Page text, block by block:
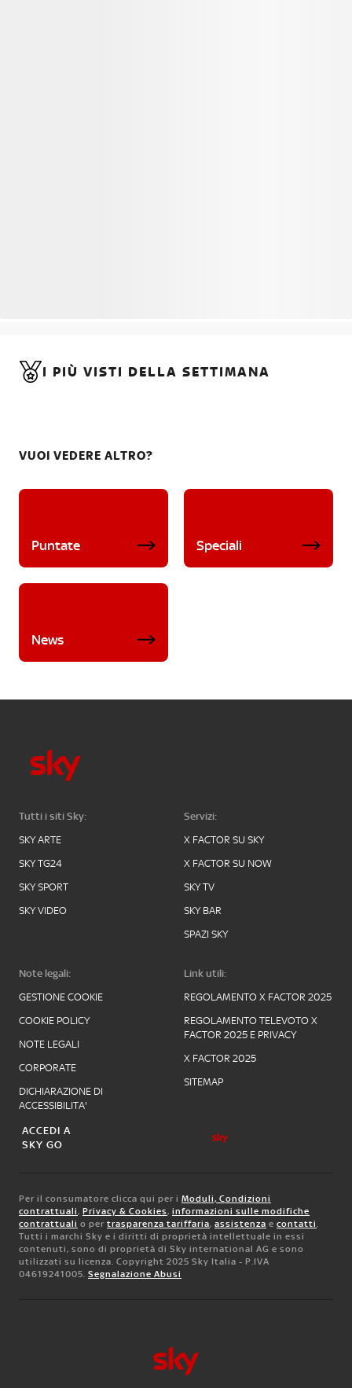
I PIÙ VISTI DELLA SETTIMANA
VUOI VEDERE ALTRO?
Puntate Speciali
News
Tutti i siti Sky:
SKY ARTE
SKY TG24
SKY SPORT
SKY VIDEO
Servizi:
X FACTOR SU SKY
X FACTOR SU NOW
SKY TV
SKY BAR
SPAZI SKY
Note legali:
GESTIONE COOKIE
COOKIE POLICY
NOTE LEGALI
CORPORATE
DICHIARAZIONE DI
ACCESSIBILITA'
Link utili:
REGOLAMENTO X FACTOR 2025
REGOLAMENTO TELEVOTO X
FACTOR 2025 E PRIVACY
X FACTOR 2025
SITEMAP
ACCEDI A
SKY GO
Per il consumatore clicca qui per i Moduli, Condizioni
contrattuali, Privacy & Cookies, informazioni sulle modifiche
contrattuali o per trasparenza tariffaria, assistenza e contatti.
Tutti i marchi Sky e i diritti di proprietà intellettuale in essi
contenuti, sono di proprietà di Sky international AG e sono
utilizzati su licenza. Copyright 2025 Sky Italia - P.IVA
04619241005. Segnalazione Abusi